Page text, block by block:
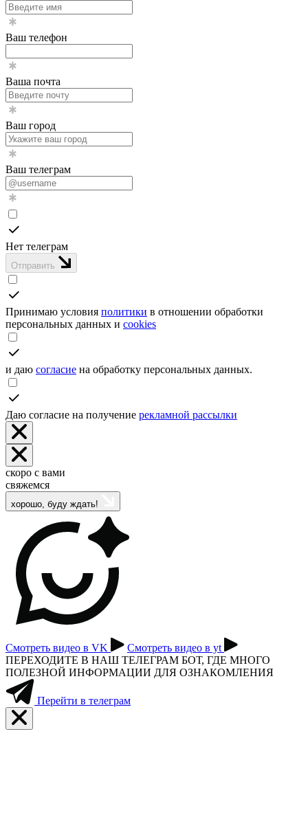
Ваш телефон
Ваша почта
Ваш город
Ваш телеграм
Нет телеграм
Отправить
Принимаю условия политики в отношении обработки
персональных данных и cookies
и даю согласие на обработку персональных данных.
Даю согласие на получение рекламной рассылки
скоро с вами
свяжемся
хорошо, буду ждать!
Смотреть видео в VK
Смотреть видео в yt
ПЕРЕХОДИТЕ В НАШ ТЕЛЕГРАМ БОТ, ГДЕ МНОГО
ПОЛЕЗНОЙ ИНФОРМАЦИИ ДЛЯ ОЗНАКОМЛЕНИЯ
Перейти в телеграм